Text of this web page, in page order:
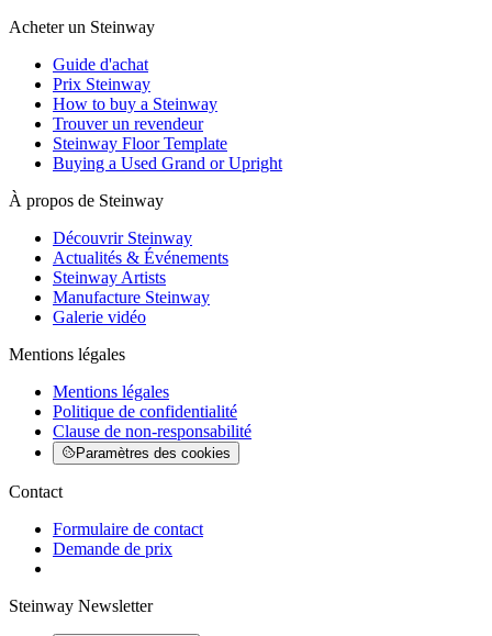
Acheter un Steinway
Guide d'achat
Prix Steinway
How to buy a Steinway
Trouver un revendeur
Steinway Floor Template
Buying a Used Grand or Upright
À propos de Steinway
Découvrir Steinway
Actualités & Événements
Steinway Artists
Manufacture Steinway
Galerie vidéo
Mentions légales
Mentions légales
Politique de confidentialité
Clause de non-responsabilité
Paramètres des cookies
Contact
Formulaire de contact
Demande de prix
Steinway Newsletter